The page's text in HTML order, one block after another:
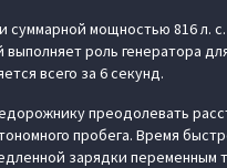
суммарной мощностью 816 л.
роль генератора
всего за 6 секунд.
преодолевать
пробега. Время
зарядки переменным